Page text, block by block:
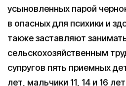
усыновленных парой
в опасных для психики и
также заставляют
сельскохозяйственным
супругов пять приемных
лет, мальчики 11, 14 и 16